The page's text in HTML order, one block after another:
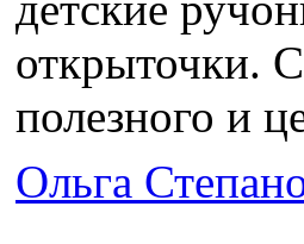
открыточки.
полезного и
Ольга